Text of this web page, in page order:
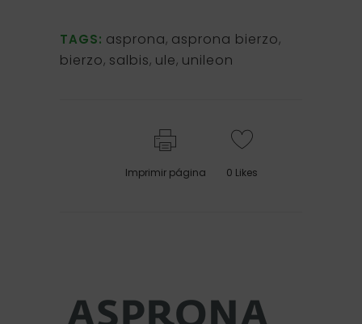
TAGS: asprona, asprona bierzo,
bierzo, salbis, ule, unileon
Imprimir página 0 Likes